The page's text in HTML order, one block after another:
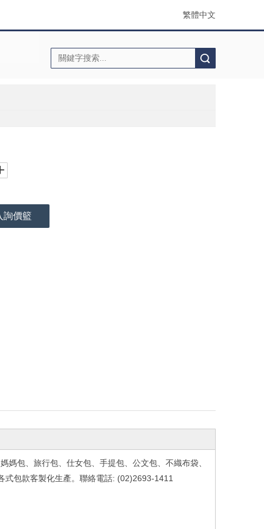
繁體中文
詢價籃
媽包、旅行包、仕女包、手提包、公文包、不織布袋、
式包款客製化生產。聯絡電話: (02)2693-1411